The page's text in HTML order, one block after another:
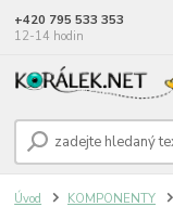
+420 795 533 353
12-14 hodin
Úvod KOMPONENTY